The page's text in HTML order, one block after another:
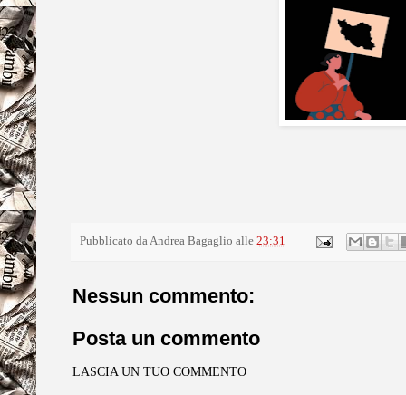
Pubblicato daAndrea Bagaglio alle 23:31
Nessun commento:
Posta un commento
LASCIA UN TUO COMMENTO